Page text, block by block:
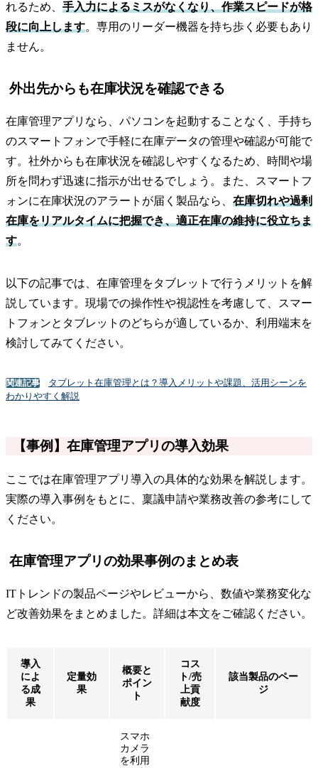
れるため、 手入力によるミスがなくなり、作業スピードが格
段に向上します。専用のリーダー機器を持ち歩く必要もあり
ません。
外出先からも在庫状況を確認できる
在庫管理アプリなら、パソコンを起動することなく、手持ち
のスマートフォンで手軽に在庫データの管理や確認が可能で
す。社外からも在庫状況を確認しやすくなるため、時間や場
所を問わず迅速に指示が出せるでしょう。また、スマートフ
ォンに在庫状況のアラートが届く製品なら、 在庫切れや過剰
在庫をリアルタイムに把握でき、適正在庫の維持に役立ちま
す。
以下の記事では、在庫管理をタブレットで行うメリットを解
説しています。現場での操作性や視認性を考慮して、スマー
トフォンとタブレットのどちらが適しているか、利用端末を
検討してみてください。
関連記事
タブレット在庫管理とは？導入メリットや課題、活用シーンを
わかりやすく解説
【事例】在庫管理アプリの導入効果
ここでは在庫管理アプリ導入の具体的な効果を解説します。
実際の導入事例をもとに、稟議申請や業務改善の参考にして
ください。
在庫管理アプリの効果事例のまとめ表
ITトレンドの製品ページやレビューから、数値や業務変化な
ど改善効果をまとめました。詳細は本文をご確認ください。
導入
によ
る成
果
定量効
果
概要と
ポイン
ト
コス
ト/売
上貢
献度
該当製品のペー
ジ
スマホ
カメラ
を利用